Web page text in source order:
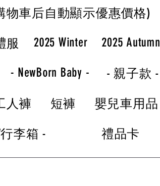
物車后自動顯示優惠價格)
服 2025 Winter 2025 Autumn
- NewBorn Baby - - 親子款 -
人褲 短褲 嬰兒車用品
李箱 - 禮品卡